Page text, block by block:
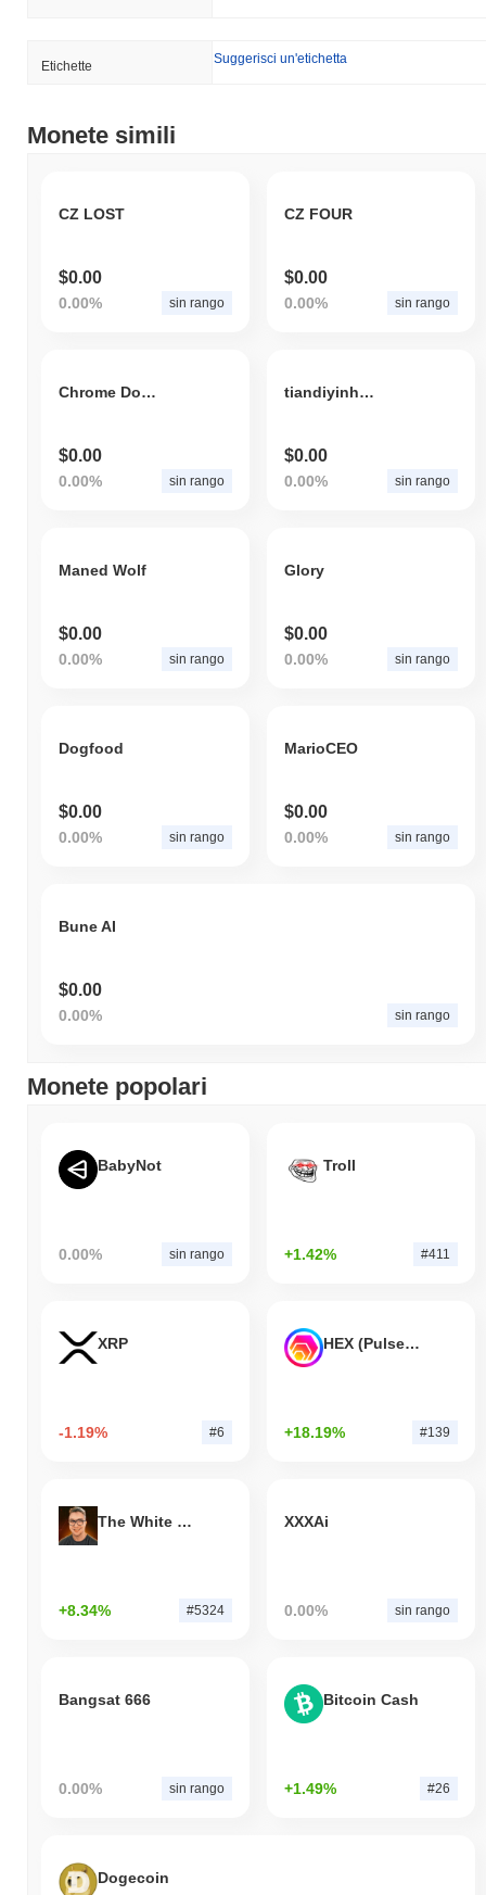
Etichette Suggerisci un'etichetta
Monete simili
CZ LOST
$0.00
0.00% sin rango
CZ FOUR
$0.00
0.00% sin rango
Chrome Doge
$0.00
0.00% sin rango
tiandiyinhang
$0.00
0.00% sin rango
Maned Wolf
$0.00
0.00% sin rango
Glory
$0.00
0.00% sin rango
Dogfood
$0.00
0.00% sin rango
MarioCEO
$0.00
0.00% sin rango
Bune AI
$0.00
0.00% sin rango
Monete popolari
BabyNot
0.00% sin rango
Troll
+1.42% #411
XRP
-1.19% #6
HEX (Pulsechain)
+18.19% #139
The White Bull
+8.34% #5324
XXXAi
0.00% sin rango
Bangsat 666
0.00% sin rango
Bitcoin Cash
+1.49% #26
Dogecoin